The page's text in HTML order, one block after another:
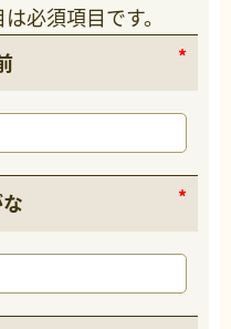
必須項目です。